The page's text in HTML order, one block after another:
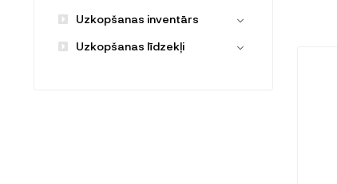
Uzkopšanas inventārs
Uzkopšanas līdzekļi